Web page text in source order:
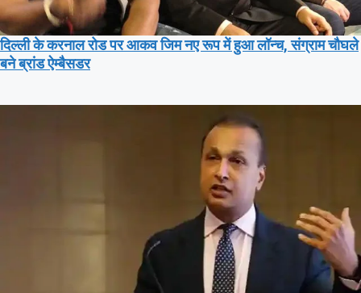
दिल्ली के करनाल रोड पर आकव जिम नए रूप में हुआ लॉन्च, संग्राम चौघले
बने ब्रांड ऐम्बैसडर